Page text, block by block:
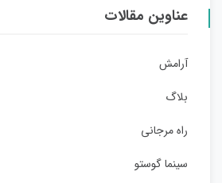
عناوین مقالات
آرامش
بلاگ
راه مرجانی
سینما گوستو